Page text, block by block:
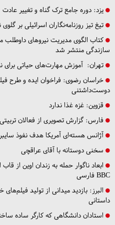
یزد: دوره جامع ترک گناه و تغییر عادت
تیغ تیز روزنامه‌نگاران اسرائیلی بر گلوی
کتاب الگوی مدیریت نیروهای داوطلب
سازندگی منتشر شد
تهران: آموزش مهارت‌های حیاتی برای
خراسان رضوی: فراخوان ایده و طرح
دوست‌داشتنی
قزوین: غزه غذا ندارد
فارس: گزارش تصویری از فعالان
آژانس هسته‌ای آمریکا هدف نفوذ
سخنی دوستانه با آقای عراقچی
ابعاد ناگوار حمله به زندان اوین از قاب
BBC فارسی
البرز: بازدید میدانی از تولید فیلم‌های
داستانی
استادان دانشگاهی که کارگر ساده